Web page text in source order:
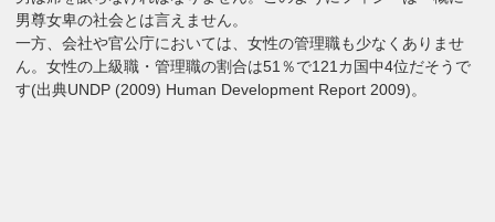
男尊女卑の社会とは言えません。
一方、会社や官公庁においては、女性の管理職も少なくありませ
ん。女性の上級職・管理職の割合は51％で121カ国中4位だそうで
す(出典UNDP (2009) Human Development Report 2009)。